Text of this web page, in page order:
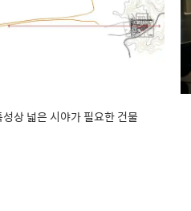
성상 넓은 시야가 필요한 건물